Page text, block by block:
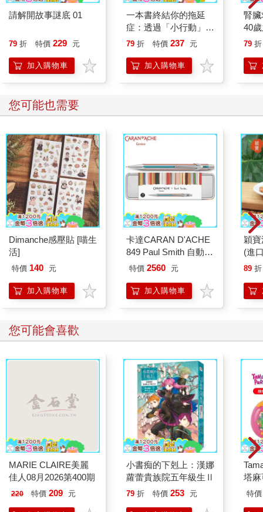
請解開故事謎底 01
79 折 特價 229 元
加入購物車
一本書終結你的拖延
症：透過「小行動」打
開大腦的行動開關，懶
的37個科學方法
79 折 特價 237 元
加入購物車
腎
40
就
79 折
您可能也需要
Dimanche感壓貼 [喵生
活]
特價 140 元
加入購物車
卡達CARAN D'ACHE
849 Paul Smith 自動鉛
筆 ED.5 條紋銀
特價 2560 元
加入購物車
穎
(進
89 折
您可能會喜歡
MARIE CLAIRE美麗
佳人08月2026第400期
220 特價 209 元
小書痴的下剋上：漢娜
蘿蕾貴族院五年級生Ⅱ
79 折 特價 253 元
塔
園
特價